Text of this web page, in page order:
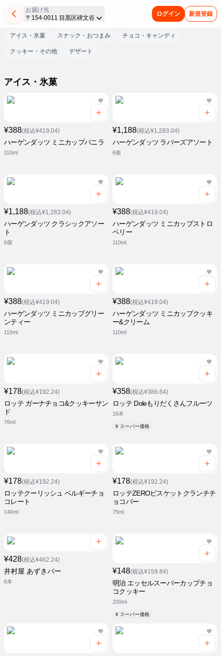
お届け先
〒154-0011 目黒区碑文谷
ログイン 新規登録
アイス・氷菓 スナック・おつまみ チョコ・キャンディ
クッキー・その他 デザート
アイス・氷菓
¥388(税込¥419.04)
ハーゲンダッツ ミニカップバニラ
110ml
¥1,188(税込¥1,283.04)
ハーゲンダッツ ラバーズアソート
6個
¥1,188(税込¥1,283.04)
ハーゲンダッツ クラシックアソー
ト
6個
¥388(税込¥419.04)
ハーゲンダッツ ミニカップストロ
ベリー
110ml
¥388(税込¥419.04)
ハーゲンダッツ ミニカップグリー
ンティー
110ml
¥388(税込¥419.04)
ハーゲンダッツ ミニカップクッキ
ー&クリーム
110ml
¥178(税込¥192.24)
ロッテ ガーナチョコ&クッキーサン
ド
76ml
¥358(税込¥386.64)
ロッテ Doleもりだくさんフルーツ
16本
¥ スーパー価格
¥178(税込¥192.24)
ロッテクーリッシュ ベルギーチョ
コレート
140ml
¥178(税込¥192.24)
ロッテZEROビスケットクランチチ
ョコバー
75ml
¥428(税込¥462.24)
井村屋 あずきバー
6本
¥148(税込¥159.84)
明治 エッセルスーパーカップチョ
コクッキー
200ml
¥ スーパー価格